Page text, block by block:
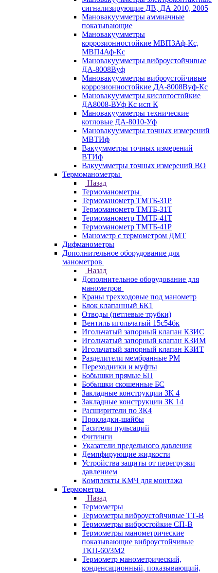
сигнализирующие ДВ, ДА 2010, 2005
Мановакуумметры аммиачные
показывающие
Мановакуумметры
коррозионностойкие МВП3Аф-Кс,
МВП4Аф-Кс
Мановакуумметры виброустойчивые
ДА-8008Вуф
Мановакуумметры виброустойчивые
коррозионностойкие ДА-8008Вуф-Кс
Мановакуумметры кислотостойкие
ДА8008-ВУф Кс исп К
Мановакуумметры технические
котловые ДА-8010-Уф
Мановакуумметры точных измерений
МВТИф
Вакуумметры точных измерений
ВТИф
Вакуумметры точных измерений ВО
Термоманометры
Назад
Термоманометры
Термоманометр ТМТБ-31Р
Термоманометр ТМТБ-31Т
Термоманометр ТМТБ-41Т
Термоманометр ТМТБ-41Р
Манометр с термометром ДМТ
Дифманометры
Дополнительное оборудование для
манометров
Назад
Дополнительное оборудование для
манометров
Краны трехходовые под манометр
Блок клапанный БК1
Отводы (петлевые трубки)
Вентиль игольчатый 15с54бк
Игольчатый запорный клапан КЗИС
Игольчатый запорный клапан КЗИМ
Игольчатый запорный клапан КЗИТ
Разделители мембранные РМ
Переходники и муфты
Бобышки прямые БП
Бобышки скошенные БС
Закладные конструкции ЗК 4
Закладные конструкции ЗК 14
Расширители по ЗК4
Прокладки-шайбы
Гасители пульсаций
Фитинги
Указатели предельного давления
Демпфирующие жидкости
Устройства защиты от перегрузки
давлением
Комплекты КМЧ для монтажа
Термометры
Назад
Термометры
Термометры виброустойчивые ТТ-В
Термометры вибростойкие СП-В
Термометры манометрические
показывающие виброустойчивые
ТКП-60/3М2
Термометр манометрический,
конденсационный, показывающий,